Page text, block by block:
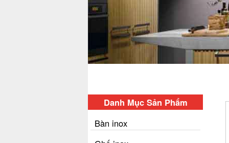
Danh Mục Sản Phẩm
Bàn inox